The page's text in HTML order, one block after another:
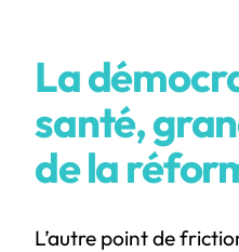
La
santé,
de la
L’autre point de